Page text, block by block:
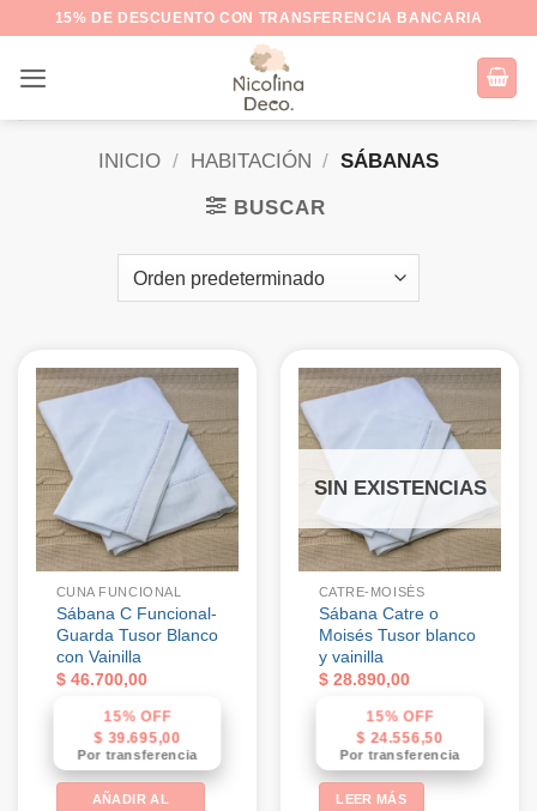
contenido
15% DE DESCUENTO CON TRANSFERENCIA BANCARIA
INICIO / HABITACIÓN / SÁBANAS
BUSCAR
CUNA FUNCIONAL
Sábana C Funcional-
Guarda Tusor Blanco
con Vainilla
$46.700,00
15% OFF
$ 39.695,00
Por transferencia
AÑADIR AL
SIN EXISTENCIAS
CATRE-MOISÉS
Sábana Catre o
Moisés Tusor blanco
y vainilla
$28.890,00
15% OFF
$ 24.556,50
Por transferencia
LEER MÁS